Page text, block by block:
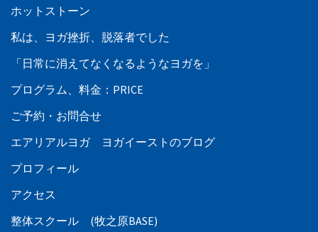
ホットストーン
私は、ヨガ挫折、脱落者でした
「日常に消えてなくなるようなヨガを」
プログラム、料金：PRICE
ご予約・お問合せ
エアリアルヨガ ヨガイーストのブログ
プロフィール
アクセス
整体スクール (牧之原BASE)